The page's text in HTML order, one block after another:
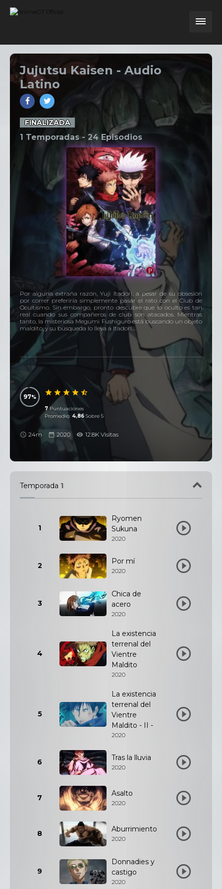
Jujutsu Kaisen - Audio
Latino
FINALIZADA
1 Temporadas - 24 Episodios
Por alguna extraña razón, Yuji Itadori, a pesar de su obsesión
por correr preferiría simplemente pasar el rato con el Club de
Ocultismo. Sin embargo, pronto descubre que lo oculto es tan
real cuando sus compañeros de club son atacados. Mientras
tanto, la misteriosa Megumi Fushiguro está buscando un objeto
maldito, y su búsqueda lo lleva a Itadori…
97
7Puntuaciones
Promedio: 4,86 Sobre 5
24m 2020 12.8K Visitas
Temporada 1
1
Ryomen
Sukuna
2020
2 Por mí
2020
3
Chica de
acero
2020
4
La existencia
terrenal del
Vientre
Maldito
2020
5
La existencia
terrenal del
Vientre
Maldito - II -
2020
6 Tras la lluvia
2020
7 Asalto
2020
8 Aburrimiento
2020
9
Donnadies y
castigo
2020